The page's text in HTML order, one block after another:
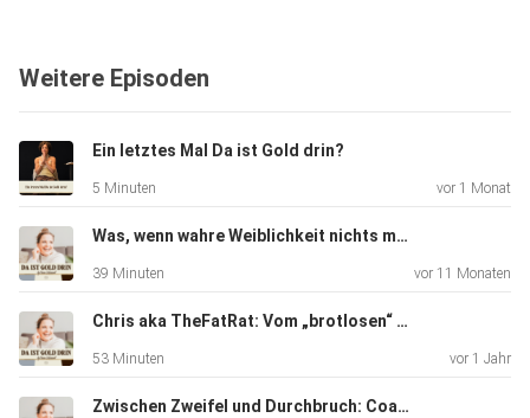
Weitere Episoden
Ein letztes Mal Da ist Gold drin?
5 Minuten vor 1 Monat
Was, wenn wahre Weiblichkeit nichts mit Nettsein zu tun hat – sondern mit Macht
39 Minuten vor 11 Monaten
Chris aka TheFatRat: Vom „brotlosen“ Künstler zum Millionenerfolg - Über Mut, Visionen & wie man leise Rebellion zur Leb
53 Minuten vor 1 Jahr
Zwischen Zweifel und Durchbruch: Coaching-Haltung, klare Strukturen & der Weg zur neuen Positionierung